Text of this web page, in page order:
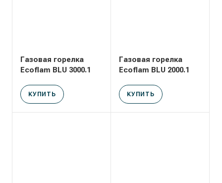
Газовая горелка
Ecoflam BLU 3000.1
КУПИТЬ
Газовая горелка
Ecoflam BLU 2000.1
КУПИТЬ